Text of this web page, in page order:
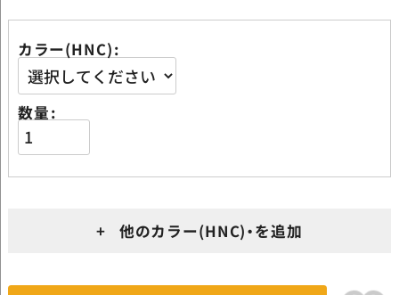
カラー(HNC)
数量
+ 他のカラー(HNC)・を追加